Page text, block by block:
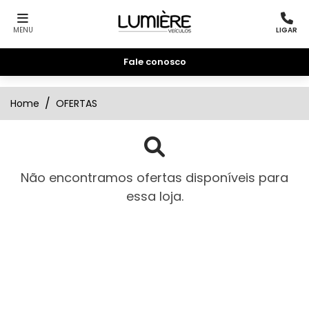
MENU LIGAR
Fale conosco
Home OFERTAS
Não encontramos ofertas disponíveis para
essa loja.